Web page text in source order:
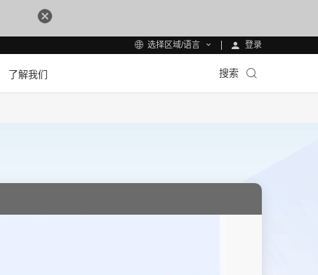
选择区域/语言 登录
了解我们 搜索